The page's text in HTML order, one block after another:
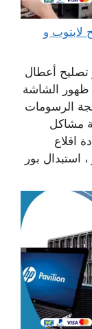
65511033 تصليح لابتوب و
أعطال
ظهور الشاشة
الرسومات
مشاكل
اقلاع
استبدال بور